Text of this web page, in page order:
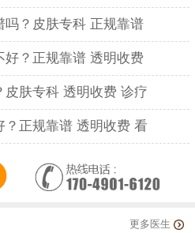
吗？皮肤专科 正规靠谱
？正规靠谱 透明收费
肤专科 透明收费 诊疗
？正规靠谱 透明收费 看
更多医生